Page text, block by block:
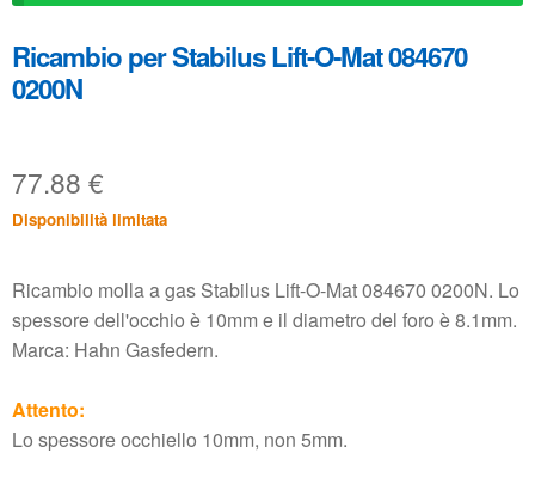
Ricambio per Stabilus Lift-O-Mat 084670
0200N
77.88 €
Disponibilità limitata
Ricambio molla a gas Stabilus Lift-O-Mat 084670 0200N. Lo
spessore dell'occhio è 10mm e il diametro del foro è 8.1mm.
Marca: Hahn Gasfedern.
Attento:
Lo spessore occhiello 10mm, non 5mm.